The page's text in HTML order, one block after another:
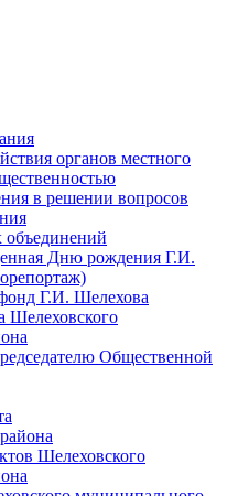
органов местного
в решении вопросов
объединений
Дню рождения Г.И.
Г.И. Шелехова
Шелеховского
Общественной
Шелеховского